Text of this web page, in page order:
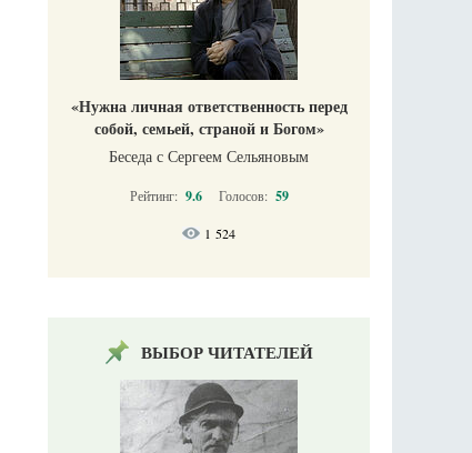
«Нужна личная ответственность перед
собой, семьей, страной и Богом»
Беседа с Сергеем Сельяновым
Рейтинг: 9.6 Голосов: 59
1 524
ВЫБОР ЧИТАТЕЛЕЙ